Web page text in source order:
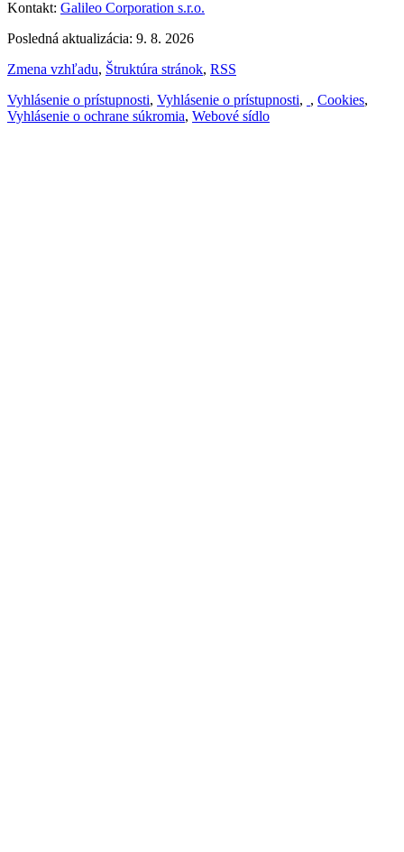
Kontakt: Galileo Corporation s.r.o.
Posledná aktualizácia: 9. 8. 2026
Zmena vzhľadu, Štruktúra stránok, RSS
Vyhlásenie o prístupnosti, Vyhlásenie o prístupnosti, , Cookies,
Vyhlásenie o ochrane súkromia, Webové sídlo